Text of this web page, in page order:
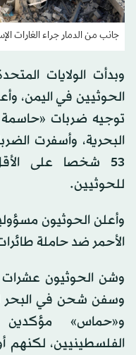
جانب من الدمار جراء الغارات
وبدأت الولايات
الحوثيين في اليمن،
توجيه ضربات «حاسمة
البحرية، وأسفرت
53 شخصا على
للحوثيين.
وأعلن الحوثيون
الأحمر ضد حاملة طائرات
وشن الحوثيون عشرات
وسفن شحن في البحر
و«حماس» مؤكدين
الفلسطينيين،